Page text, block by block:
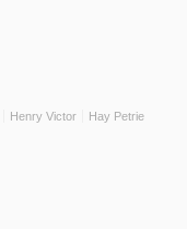
Henry Victor
Hay Petrie